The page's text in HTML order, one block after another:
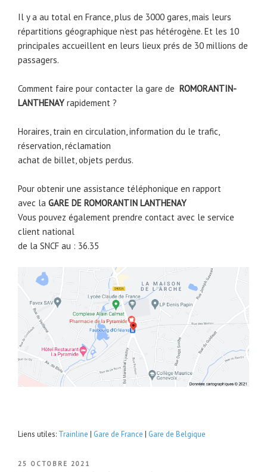
Il y a au total en France, plus de 3000 gares, mais leurs
répartitions géographique n’est pas hétérogène. Et les 10
principales accueillent en leurs lieux prés de 30 millions de
passagers.
Comment faire pour contacter la gare de ROMORANTIN-
LANTHENAY rapidement ?
Horaires, train en circulation, information du le trafic,
réservation, réclamation
achat de billet, objets perdus.
Pour obtenir une assistance téléphonique en rapport
avec la GARE DE ROMORANTIN LANTHENAY
Vous pouvez également prendre contact avec le service
client national
de la SNCF au : 36.35
Liens utiles: Trainline | Gare de France | Gare de Belgique
PUBLIÉ
25 OCTOBRE 2021